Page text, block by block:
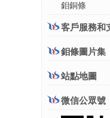
鉬銅條
客戶服務和
鉬條圖片集
站點地圖
微信公眾號